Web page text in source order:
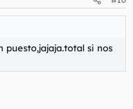
puesto,jajaja.total si nos